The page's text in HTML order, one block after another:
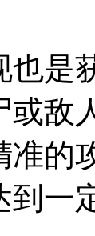
也是
或敌
准的
到一